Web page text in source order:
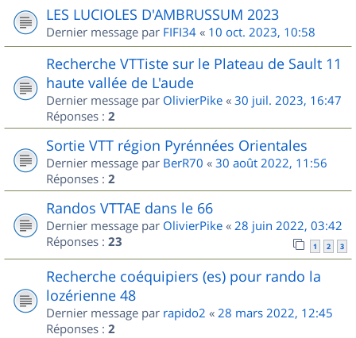
LES LUCIOLES D'AMBRUSSUM 2023
Dernier message par FIFI34 « 10 oct. 2023, 10:58
Recherche VTTiste sur le Plateau de Sault 11
haute vallée de L'aude
Dernier message par OlivierPike « 30 juil. 2023, 16:47
Réponses : 2
Sortie VTT région Pyrénnées Orientales
Dernier message par BerR70 « 30 août 2022, 11:56
Réponses : 2
Randos VTTAE dans le 66
Dernier message par OlivierPike « 28 juin 2022, 03:42
Réponses : 23 1 2 3
Recherche coéquipiers (es) pour rando la
lozérienne 48
Dernier message par rapido2 « 28 mars 2022, 12:45
Réponses : 2